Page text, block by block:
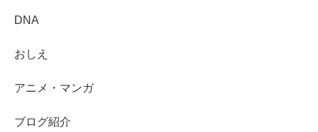
DNA
おしえ
アニメ・マンガ
ブログ紹介